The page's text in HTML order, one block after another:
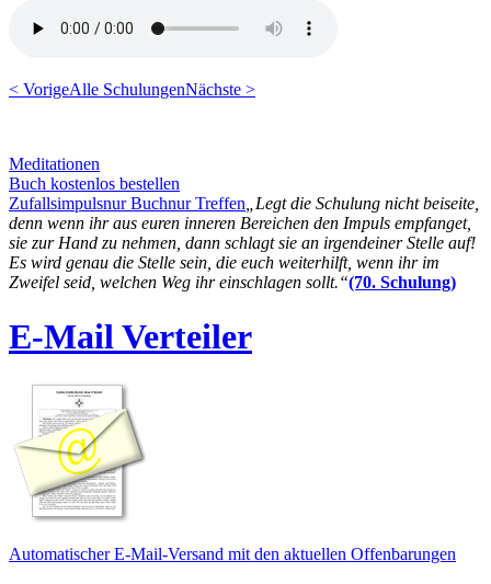
< VorigeAlle SchulungenNächste >
Meditationen
Buch kostenlos bestellen
Zufallsimpulsnur Buchnur Treffen„Legt die Schulung nicht beiseite,
denn wenn ihr aus euren inneren Bereichen den Impuls empfanget,
sie zur Hand zu nehmen, dann schlagt sie an irgendeiner Stelle auf!
Es wird genau die Stelle sein, die euch weiterhilft, wenn ihr im
Zweifel seid, welchen Weg ihr einschlagen sollt.“(70. Schulung)
E-Mail Verteiler
Automatischer E-Mail-Versand mit den aktuellen Offenbarungen